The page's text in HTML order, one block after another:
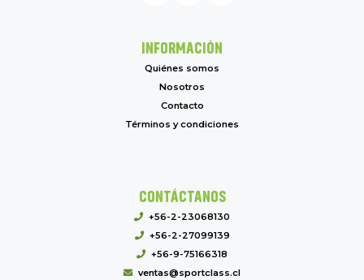
INFORMACIÓN
Quiénes somos
Nosotros
Contacto
Términos y condiciones
CONTÁCTANOS
+56-2-23068130
+56-2-27099139
+56-9-75166318
ventas@sportclass.cl